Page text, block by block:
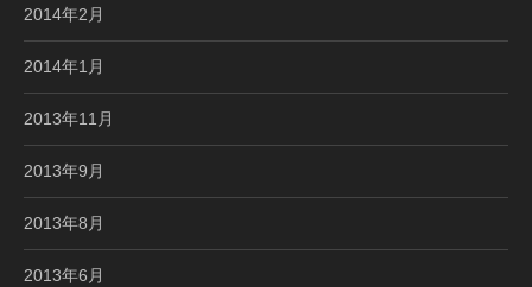
2014年2月
2014年1月
2013年11月
2013年9月
2013年8月
2013年6月